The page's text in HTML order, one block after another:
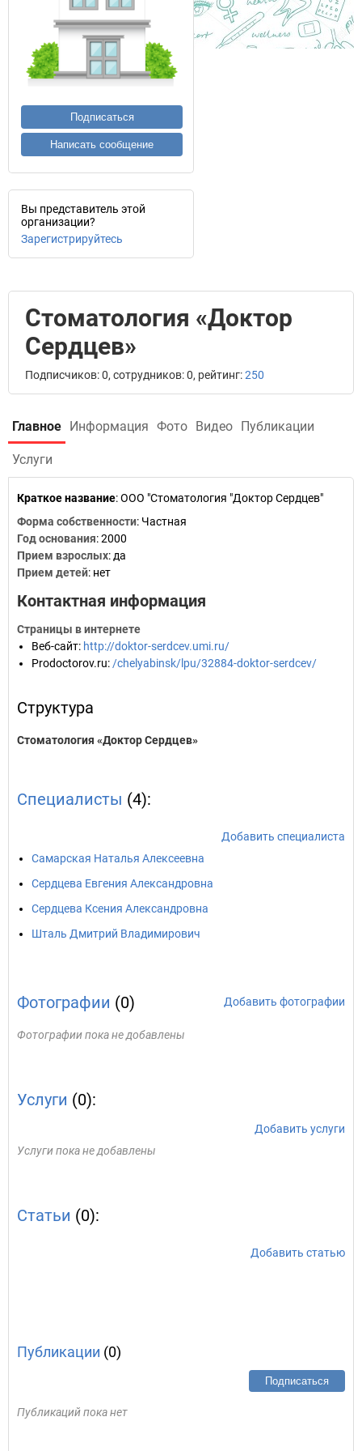
Подписаться
Написать сообщение
Вы представитель этой
организации?
Зарегистрируйтесь
Стоматология «Доктор
Сердцев»
Подписчиков: 0, сотрудников: 0, рейтинг:250
Главное Информация Фото Видео Публикации
Услуги
Краткое название:ООО "Стоматология "Доктор Сердцев"
Форма собственности: Частная
Год основания:2000
Прием взрослых: да
Прием детей: нет
Контактная информация
Страницы в интернете
Веб-сайт: http://doktor-serdcev.umi.ru/
Prodoctorov.ru: /chelyabinsk/lpu/32884-doktor-serdcev/
Структура
Стоматология «Доктор Сердцев»
Специалисты (4):
Добавить специалиста
Самарская Наталья Алексеевна
Сердцева Евгения Александровна
Сердцева Ксения Александровна
Шталь Дмитрий Владимирович
Фотографии (0) Добавить фотографии
Фотографии пока не добавлены
Услуги (0):
Добавить услуги
Услуги пока не добавлены
Статьи (0):
Добавить статью
Публикации (0)
Подписаться
Публикаций пока нет